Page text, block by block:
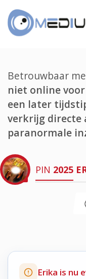
Betrouwbaar
niet online
een later
verkrijg directe
paranormale
PIN 2025
Erika is nu